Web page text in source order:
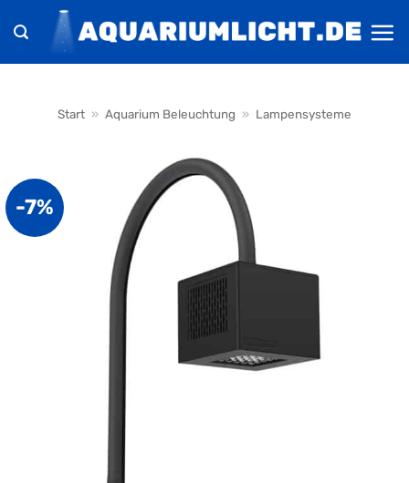
Inhalt
springen
Start » Aquarium Beleuchtung » Lampensysteme
-7%